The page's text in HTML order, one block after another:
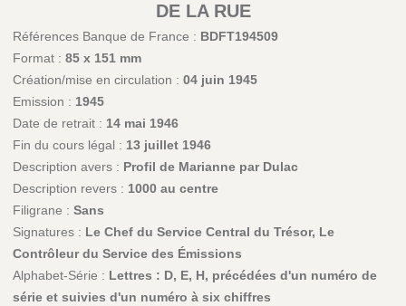
DE LA RUE
Références Banque de France : BDFT194509
Format : 85 x 151 mm
Création/mise en circulation : 04 juin 1945
Emission : 1945
Date de retrait : 14 mai 1946
Fin du cours légal : 13 juillet 1946
Description avers : Profil de Marianne par Dulac
Description revers : 1000 au centre
Filigrane : Sans
Signatures : Le Chef du Service Central du Trésor, Le
Contrôleur du Service des Émissions
Alphabet-Série : Lettres : D, E, H, précédées d'un numéro de
série et suivies d'un numéro à six chiffres